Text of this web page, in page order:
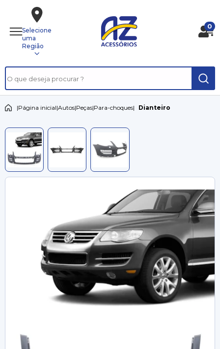
Selecione
uma
Região
0
|Página inicial|Autos|Peças|Para-choques| Dianteiro